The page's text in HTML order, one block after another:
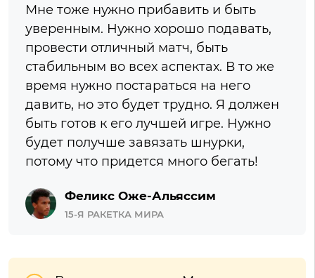
Мне тоже нужно прибавить и быть
уверенным. Нужно хорошо подавать,
провести отличный матч, быть
стабильным во всех аспектах. В то же
время нужно постараться на него
давить, но это будет трудно. Я должен
быть готов к его лучшей игре. Нужно
будет получше завязать шнурки,
потому что придется много бегать!
Феликс Оже-Альяссим
15-Я РАКЕТКА МИРА